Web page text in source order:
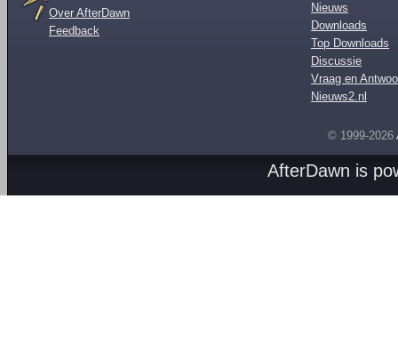
Over AfterDawn
Feedback
Nieuws
Downloads
Top Downloads
Discussie
Vraag en
Nieuws2.nl
© 1999-2026
AfterDawn is